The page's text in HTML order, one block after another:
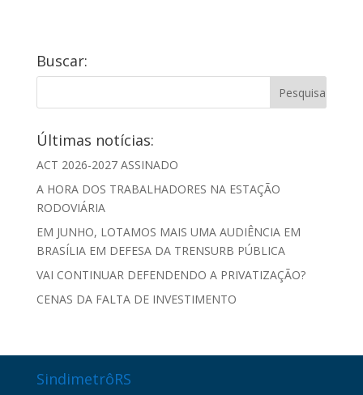
Buscar:
Últimas notícias:
ACT 2026-2027 ASSINADO
A HORA DOS TRABALHADORES NA ESTAÇÃO
RODOVIÁRIA
EM JUNHO, LOTAMOS MAIS UMA AUDIÊNCIA EM
BRASÍLIA EM DEFESA DA TRENSURB PÚBLICA
VAI CONTINUAR DEFENDENDO A PRIVATIZAÇÃO?
CENAS DA FALTA DE INVESTIMENTO
SindimetrôRS